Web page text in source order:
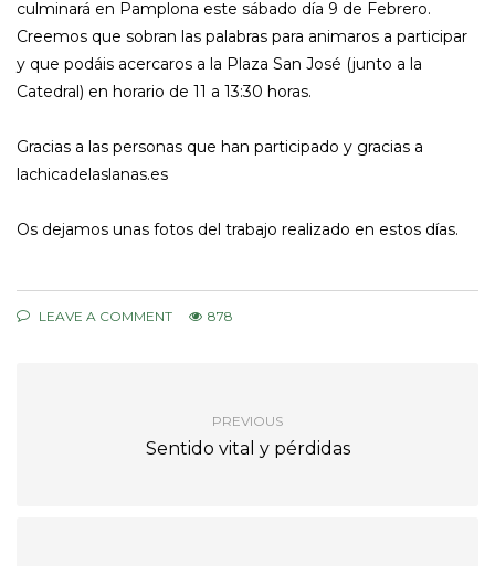
culminará en Pamplona este sábado día 9 de Febrero.
Creemos que sobran las palabras para animaros a participar
y que podáis acercaros a la Plaza San José (junto a la
Catedral) en horario de 11 a 13:30 horas.
Gracias a las personas que han participado y gracias a
lachicadelaslanas.es
Os dejamos unas fotos del trabajo realizado en estos días.
LEAVE A COMMENT 878
PREVIOUS
Sentido vital y pérdidas